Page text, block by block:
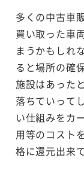
多くの中古車
買い取った車
まうかもしれ
ると場所の確
施設はあった
落ちていって
い仕組みをカ
用等のコスト
格に還元出来